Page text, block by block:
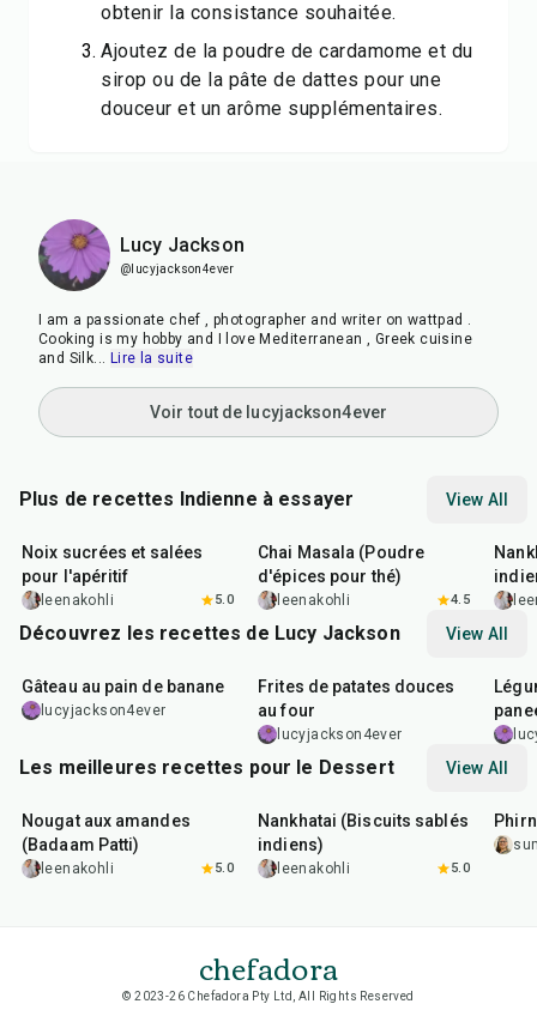
obtenir la consistance souhaitée.
Ajoutez de la poudre de cardamome et du
sirop ou de la pâte de dattes pour une
douceur et un arôme supplémentaires.
Lucy Jackson
@lucyjackson4ever
I am a passionate chef , photographer and writer on wattpad .
Cooking is my hobby and I love Mediterranean , Greek cuisine
and Silk... Lire la suite
Voir tout de lucyjackson4ever
Plus de recettes Indienne à essayer View All
Noix sucrées et salées
pour l'apéritif
leenakohli 5.0
Chai Masala (Poudre
d'épices pour thé)
leenakohli 4.5
Découvrez les recettes de Lucy Jackson View All
Gâteau au pain de banane
lucyjackson4ever
30min
Frites de patates douces
au four
lucyjackson4ever
Les meilleures recettes pour le Dessert View All
Nougat aux amandes
(Badaam Patti)
leenakohli 5.0
Nankhatai (Biscuits sablés
indiens)
leenakohli 5.0
chefadora
© 2023-26 Chefadora Pty Ltd, All Rights Reserved